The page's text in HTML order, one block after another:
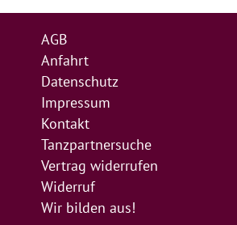
AGB
Anfahrt
Datenschutz
Impressum
Kontakt
Tanzpartnersuche
Vertrag widerrufen
Widerruf
Wir bilden aus!